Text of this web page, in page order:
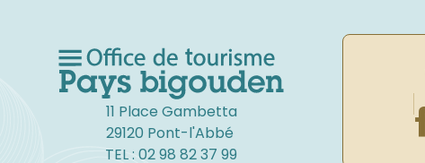
11 Place Gambetta
29120 Pont-l'Abbé
TEL : 02 98 82 37 99